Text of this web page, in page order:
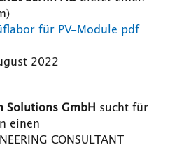
für PV-Module pdf
2022
Solutions GmbH sucht für
einen
CONSULTANT